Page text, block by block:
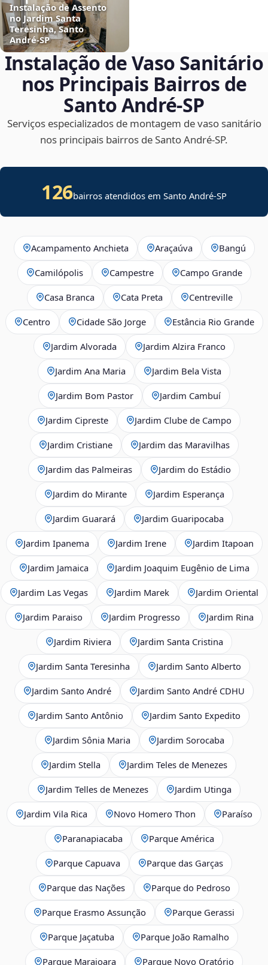
Instalação de Assento
no Jardim Santa
Teresinha, Santo
André‑SP
Instalação de Vaso Sanitário
nos Principais Bairros de
Santo André‑SP
Serviços especializados de montagem de vaso sanitário
nos principais bairros de Santo André‑SP.
126bairros atendidos em Santo André-SP
Acampamento Anchieta Araçaúva Bangú
Camilópolis Campestre Campo Grande
Casa Branca Cata Preta Centreville
Centro Cidade São Jorge Estância Rio Grande
Jardim Alvorada Jardim Alzira Franco
Jardim Ana Maria Jardim Bela Vista
Jardim Bom Pastor Jardim Cambuí
Jardim Cipreste Jardim Clube de Campo
Jardim Cristiane Jardim das Maravilhas
Jardim das Palmeiras Jardim do Estádio
Jardim do Mirante Jardim Esperança
Jardim Guarará Jardim Guaripocaba
Jardim Ipanema Jardim Irene Jardim Itapoan
Jardim Jamaica Jardim Joaquim Eugênio de Lima
Jardim Las Vegas Jardim Marek Jardim Oriental
Jardim Paraiso Jardim Progresso Jardim Rina
Jardim Riviera Jardim Santa Cristina
Jardim Santa Teresinha Jardim Santo Alberto
Jardim Santo André Jardim Santo André CDHU
Jardim Santo Antônio Jardim Santo Expedito
Jardim Sônia Maria Jardim Sorocaba
Jardim Stella Jardim Teles de Menezes
Jardim Telles de Menezes Jardim Utinga
Jardim Vila Rica Novo Homero Thon Paraíso
Paranapiacaba Parque América
Parque Capuava Parque das Garças
Parque das Nações Parque do Pedroso
Parque Erasmo Assunção Parque Gerassi
Parque Jaçatuba Parque João Ramalho
Parque Marajoara Parque Novo Oratório